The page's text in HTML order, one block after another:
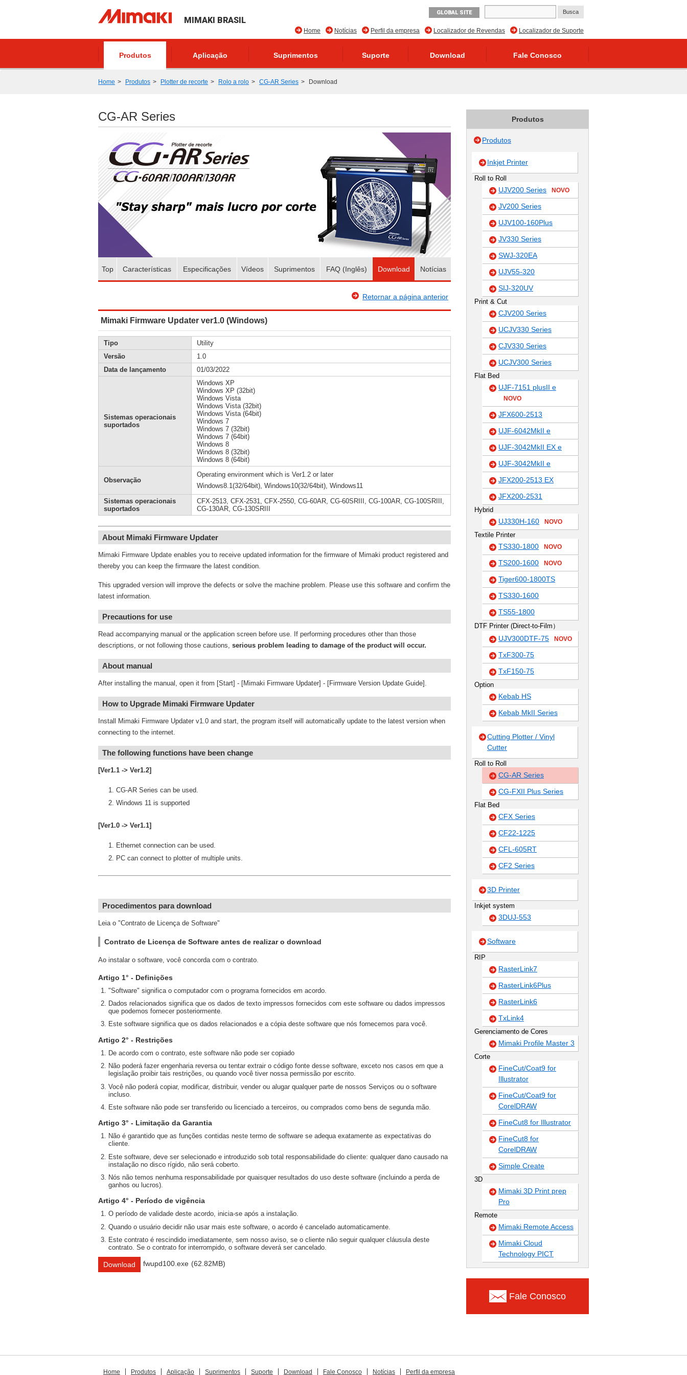
MIMAKI BRASIL
GLOBAL SITE
Localizador de Suporte
Localizador de Revendas
Perfil da empresa
Notícias
Home
Produtos Aplicação Suprimentos Suporte Download Fale Conosco
Home Produtos Plotter de recorte Rolo a rolo CG-AR Series Download
CG-AR Series
Top Características Especificações Vídeos Suprimentos FAQ (Inglês) Download Notícias
Retornar a página anterior
Mimaki Firmware Updater ver1.0 (Windows)
Tipo
Utility
Versão
1.0
Data de lançamento
01/03/2022
Sistemas operacionais
suportados
Windows XP
Windows XP (32bit)
Windows Vista
Windows Vista (32bit)
Windows Vista (64bit)
Windows 7
Windows 7 (32bit)
Windows 7 (64bit)
Windows 8
Windows 8 (32bit)
Windows 8 (64bit)
Observação
Operating environment which is Ver1.2 or later
Windows8.1(32/64bit), Windows10(32/64bit), Windows11
Sistemas operacionais
suportados
CFX-2513, CFX-2531, CFX-2550, CG-60AR, CG-60SRIII, CG-100AR, CG-100SRIII,
CG-130AR, CG-130SRIII
About Mimaki Firmware Updater
Mimaki Firmware Update enables you to receive updated information for the firmware of Mimaki product registered and
thereby you can keep the firmware the latest condition.
This upgraded version will improve the defects or solve the machine problem. Please use this software and confirm the
latest information.
Precautions for use
Read accompanying manual or the application screen before use. If performing procedures other than those
descriptions, or not following those cautions, serious problem leading to damage of the product will occur.
About manual
After installing the manual, open it from [Start] - [Mimaki Firmware Updater] - [Firmware Version Update Guide].
How to Upgrade Mimaki Firmware Updater
Install Mimaki Firmware Updater v1.0 and start, the program itself will automatically update to the latest version when
connecting to the internet.
The following functions have been change
[Ver1.1 -> Ver1.2]
CG-AR Series can be used.
Windows 11 is supported
[Ver1.0 -> Ver1.1]
Ethernet connection can be used.
PC can connect to plotter of multiple units.
Procedimentos para download
Leia o "Contrato de Licença de Software"
Contrato de Licença de Software antes de realizar o download
Ao instalar o software, você concorda com o contrato.
Artigo 1° - Definições
"Software" significa o computador com o programa fornecidos em acordo.
Dados relacionados significa que os dados de texto impressos fornecidos com este software ou dados impressos
que podemos fornecer posteriormente.
Este software significa que os dados relacionados e a cópia deste software que nós fornecemos para você.
Artigo 2° - Restrições
De acordo com o contrato, este software não pode ser copiado
Não poderá fazer engenharia reversa ou tentar extrair o código fonte desse software, exceto nos casos em que a
legislação proibir tais restrições, ou quando você tiver nossa permissão por escrito.
Você não poderá copiar, modificar, distribuir, vender ou alugar qualquer parte de nossos Serviços ou o software
incluso.
Este software não pode ser transferido ou licenciado a terceiros, ou comprados como bens de segunda mão.
Artigo 3° - Limitação da Garantia
Não é garantido que as funções contidas neste termo de software se adequa exatamente as expectativas do
cliente.
Este software, deve ser selecionado e introduzido sob total responsabilidade do cliente: qualquer dano causado na
instalação no disco rígido, não será coberto.
Nós não temos nenhuma responsabilidade por quaisquer resultados do uso deste software (incluindo a perda de
ganhos ou lucros).
Artigo 4° - Período de vigência
O período de validade deste acordo, inicia-se após a instalação.
Quando o usuário decidir não usar mais este software, o acordo é cancelado automaticamente.
Este contrato é rescindido imediatamente, sem nosso aviso, se o cliente não seguir qualquer cláusula deste
contrato. Se o contrato for interrompido, o software deverá ser cancelado.
Download fwupd100.exe (62.82MB)
Produtos
Produtos
Inkjet Printer
Roll to Roll
UJV200 Series NOVO
JV200 Series
UJV100-160Plus
JV330 Series
SWJ-320EA
UJV55-320
SIJ-320UV
Print & Cut
CJV200 Series
UCJV330 Series
CJV330 Series
UCJV300 Series
Flat Bed
UJF-7151 plusII e
NOVO
JFX600-2513
UJF-6042MkII e
UJF-3042MkII EX e
UJF-3042MkII e
JFX200-2513 EX
JFX200-2531
Hybrid
UJ330H-160 NOVO
Textile Printer
TS330-1800 NOVO
TS200-1600 NOVO
Tiger600-1800TS
TS330-1600
TS55-1800
DTF Printer (Direct-to-Film）
UJV300DTF-75 NOVO
TxF300-75
TxF150-75
Option
Kebab HS
Kebab MkII Series
Cutting Plotter / Vinyl
Cutter
Roll to Roll
CG-AR Series
CG-FXII Plus Series
Flat Bed
CFX Series
CF22-1225
CFL-605RT
CF2 Series
3D Printer
Inkjet system
3DUJ-553
Software
RIP
RasterLink7
RasterLink6Plus
RasterLink6
TxLink4
Gerenciamento de Cores
Mimaki Profile Master 3
Corte
FineCut/Coat9 for
Illustrator
FineCut/Coat9 for
CorelDRAW
FineCut8 for Illustrator
FineCut8 for
CorelDRAW
Simple Create
3D
Mimaki 3D Print prep
Pro
Remote
Mimaki Remote Access
Mimaki Cloud
Technology PICT
Fale Conosco
Home Produtos Aplicação Suprimentos Suporte Download Fale Conosco Notícias Perfil da empresa